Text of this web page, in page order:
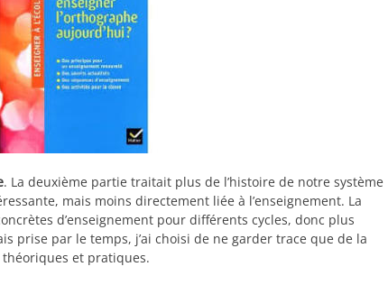
. La deuxième partie traitait plus de l’histoire de notre système
mais moins directement liée à l’enseignement. La
d’enseignement pour différents cycles, donc plus
prise par le temps, j’ai choisi de ne garder trace que de la
et pratiques.